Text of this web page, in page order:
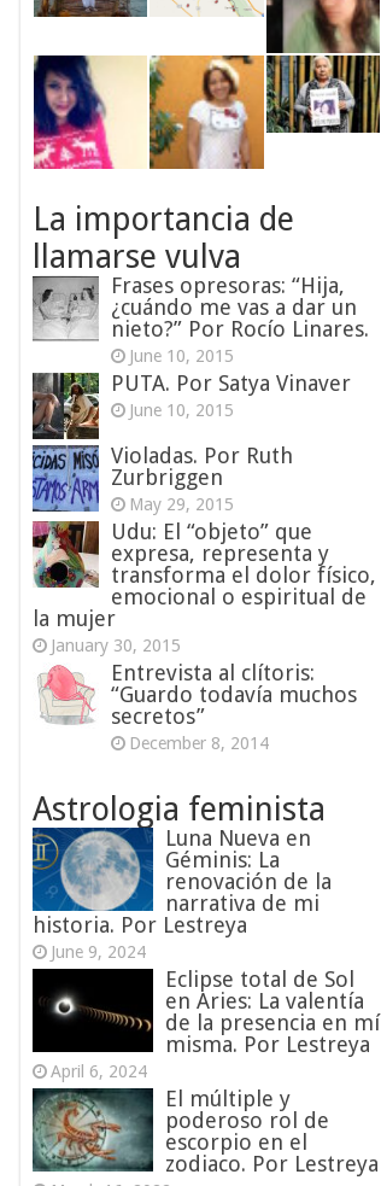
La importancia de
llamarse vulva
Frases opresoras: “Hija,
¿cuándo me vas a dar un
nieto?” Por Rocío Linares.
June 10, 2015
PUTA. Por Satya Vinaver
June 10, 2015
Violadas. Por Ruth
Zurbriggen
May 29, 2015
Udu: El “objeto” que
expresa, representa y
transforma el dolor físico,
emocional o espiritual de
la mujer
January 30, 2015
Entrevista al clítoris:
“Guardo todavía muchos
secretos”
December 8, 2014
Astrologia feminista
Luna Nueva en
Géminis: La
renovación de la
narrativa de mi
historia. Por Lestreya
June 9, 2024
Eclipse total de Sol
en Aries: La valentía
de la presencia en mí
misma. Por Lestreya
April 6, 2024
El múltiple y
poderoso rol de
escorpio en el
zodiaco. Por Lestreya